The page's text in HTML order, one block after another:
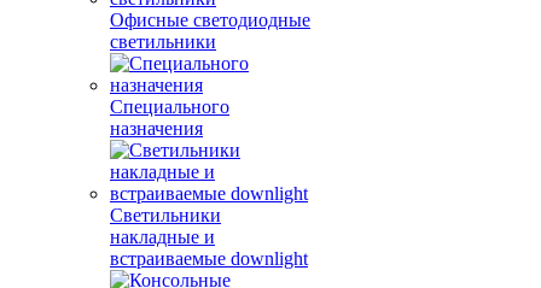
Офисные светодиодные
светильники
Специального
назначения
Светильники
накладные и
встраиваемые downlight